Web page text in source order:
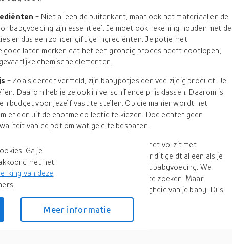
- Niet alleen de buitenkant, maar ook het materiaal en de
babyvoeding zijn essentieel. Je moet ook rekening houden met de
er dus een zonder giftige ingrediënten. Je potje met
goed laten merken dat het een grondig proces heeft doorlopen,
chemische elementen.
- Zoals eerder vermeld, zijn babypotjes een veelzijdig product. Je
Daarom heb je ze ook in verschillende prijsklassen. Daarom is
budget voor jezelf vast te stellen. Op die manier wordt het
er een uit de enorme collectie te kiezen. Doe echter geen
van de pot om wat geld te besparen.
heeft veel voordelen. Een daarvan is dat het vol zit met
zijn voor de gezondheid van je kind. Maar dit geldt alleen als je
aanbod van online collecties potten met babyvoeding. We
tips en trucs je helpen om de beste uit te zoeken. Maar
van de smaakvoorkeur, gezondheid en veiligheid van je baby. Dus
Ga je
met het
van deze
Meer informatie